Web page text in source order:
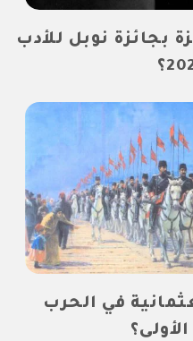
بجائزة نوبل للأدب
في الحرب